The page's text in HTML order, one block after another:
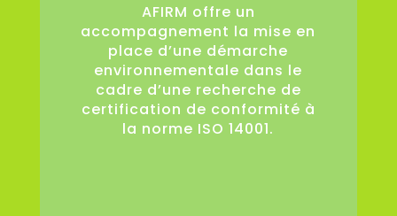
AFIRM offre un
accompagnement la mise en
place d’une démarche
environnementale dans le
cadre d’une recherche de
certification de conformité à
la norme ISO 14001.